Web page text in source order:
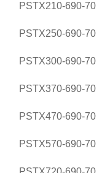
PSTX210-690-70
PSTX250-690-70
PSTX300-690-70
PSTX370-690-70
PSTX470-690-70
PSTX570-690-70